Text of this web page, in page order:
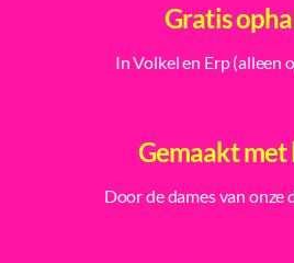
Gratis
In Volkel en Erp (alleen
Gemaakt met
Door de dames van onze